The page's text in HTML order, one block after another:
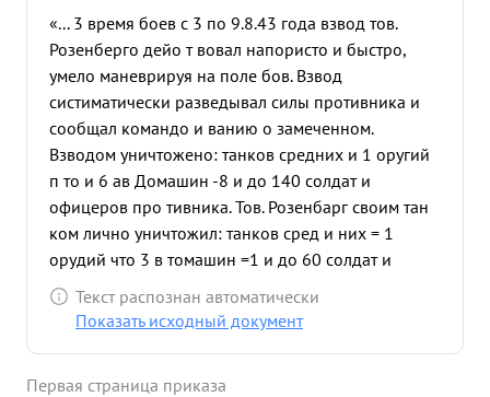
«... 3 время боев с 3 по 9.8.43 года взвод тов.
Розенберго дейо т вовал напористо и быстро,
умело маневрируя на поле бов. Взвод
систиматически разведывал силы противника и
сообщал командо и ванию о замеченном.
Взводом уничтожено: танков средних и 1 оругий
п то и 6 ав Домашин -8 и до 140 солдат и
офицеров про тивника. Тов. Розенбарг своим тан
ком лично уничтожил: танков сред и них = 1
орудий что 3 в томашин =1 и до 60 солдат и
офицеров против= ника. Будучи раненным тов
Розенберг продолжал выполнять поставленную
Текст распознан автоматически
Показать исходный документ
Первая страница приказа